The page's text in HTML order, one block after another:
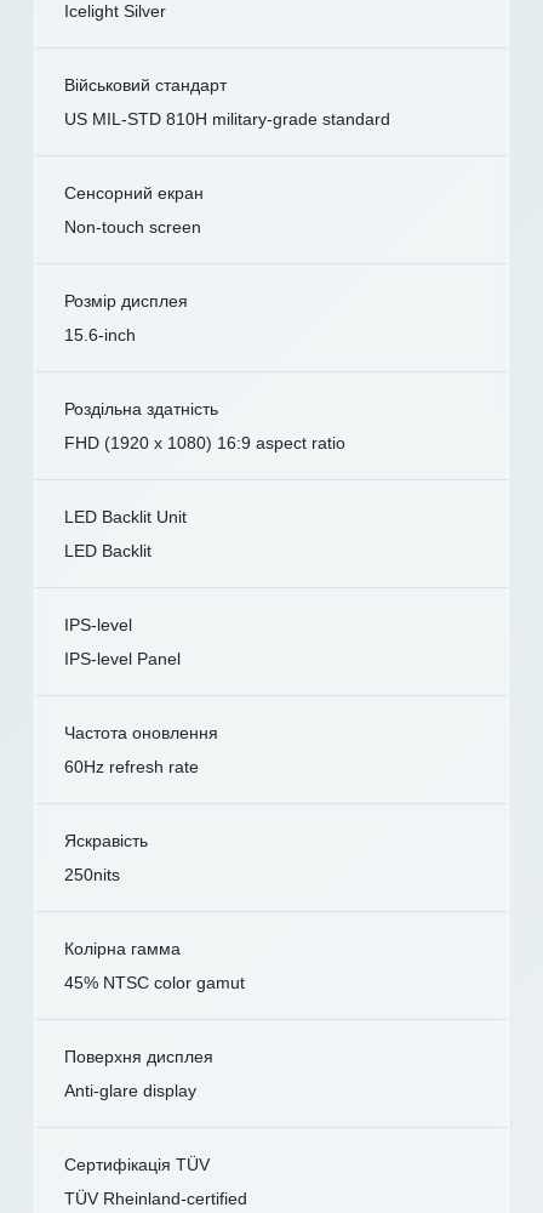
Icelight Silver
Військовий стандарт
US MIL-STD 810H military-grade standard
Сенсорний екран
Non-touch screen
Розмір дисплея
15.6-inch
Роздільна здатність
FHD (1920 x 1080) 16:9 aspect ratio
LED Backlit Unit
LED Backlit
IPS-level
IPS-level Panel
Частота оновлення
60Hz refresh rate
Яскравість
250nits
Колірна гамма
45% NTSC color gamut
Поверхня дисплея
Anti-glare display
Сертифікація TÜV
TÜV Rheinland-certified